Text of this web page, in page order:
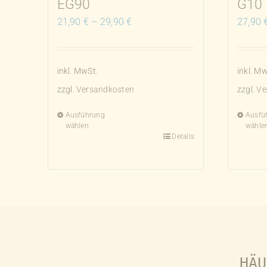
EG90
21,90 € – 29,90€
inkl. MwSt.
zzgl. Versandkosten
Ausführung
wählen
weist
Details
G10
27,90
inkl.
zzgl.
weist